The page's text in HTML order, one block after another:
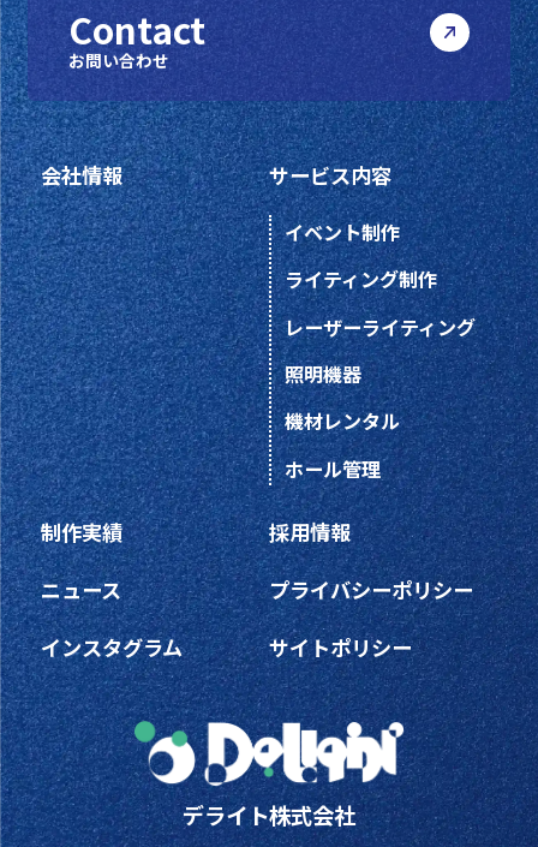
Contact
お問い合わせ
会社情報 サービス内容
イベント制作
ライティング制作
レーザーライティング
照明機器
機材レンタル
ホール管理
制作実績
ニュース
インスタグラム
採用情報
プライバシーポリシー
サイトポリシー
デライト株式会社